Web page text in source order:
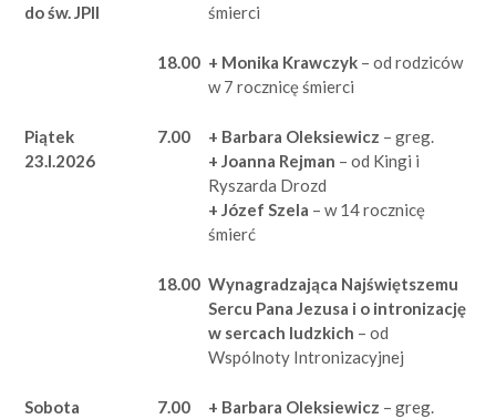
do św. JPII
śmierci
18.00 + Monika Krawczyk – od rodziców
w 7 rocznicę śmierci
Piątek
23.I.2026
7.00 + Barbara Oleksiewicz – greg.
+ Joanna Rejman – od Kingi i
Ryszarda Drozd
+ Józef Szela – w 14 rocznicę
śmierć
18.00 Wynagradzająca Najświętszemu
Sercu Pana Jezusa i o intronizację
w sercach ludzkich – od
Wspólnoty Intronizacyjnej
Sobota
7.00 + Barbara Oleksiewicz – greg.